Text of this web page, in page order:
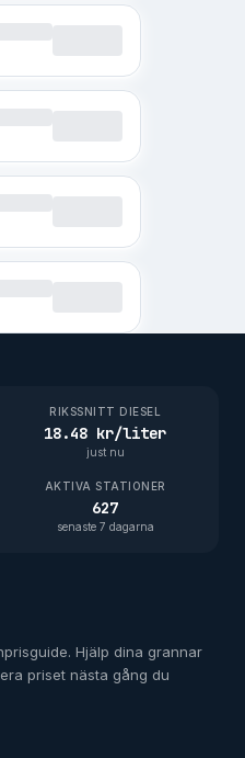
RIKSSNITT DIESEL
18.48 kr/liter
just nu
AKTIVA STATIONER
627
senaste 7 dagarna
Hjälp dina grannar
priset nästa gång du